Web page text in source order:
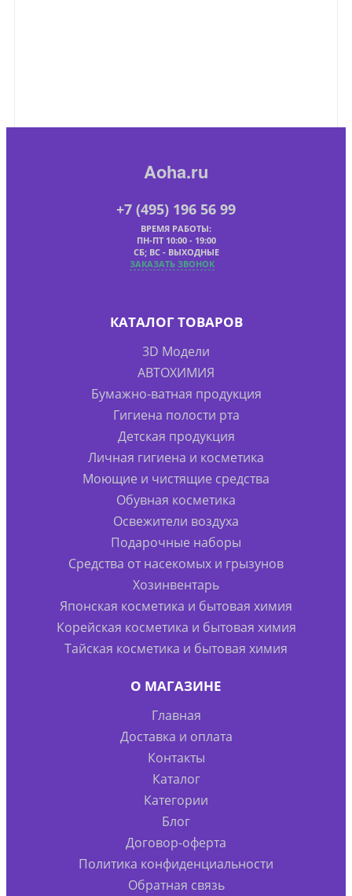
Aoha.ru
+7 (495) 196 56 99
ВРЕМЯ РАБОТЫ:
ПН-ПТ 10:00 - 19:00
СБ; ВС - ВЫХОДНЫЕ
ЗАКАЗАТЬ ЗВОНОК
КАТАЛОГ ТОВАРОВ
3D Модели
АВТОХИМИЯ
Бумажно-ватная продукция
Гигиена полости рта
Детская продукция
Личная гигиена и косметика
Моющие и чистящие средства
Обувная косметика
Освежители воздуха
Подарочные наборы
Средства от насекомых и грызунов
Хозинвентарь
Японская косметика и бытовая химия
Корейская косметика и бытовая химия
Тайская косметика и бытовая химия
О МАГАЗИНЕ
Главная
Доставка и оплата
Контакты
Каталог
Категории
Блог
Договор-оферта
Политика конфиденциальности
Обратная связь